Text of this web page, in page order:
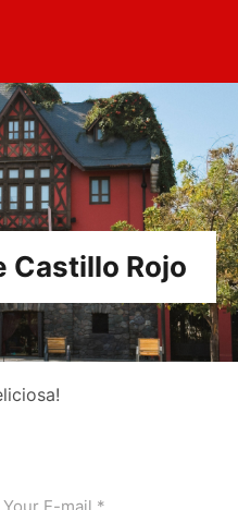
Castillo Rojo